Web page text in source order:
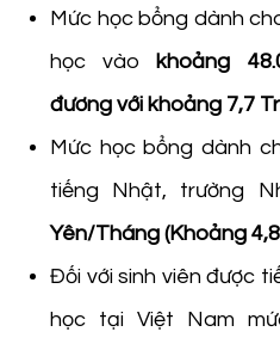
Mức học bổng dành
học vào khoảng
đương với khoảng 7,7
Mức học bổng dành
tiếng Nhật, trường
Yên/Tháng (Khoảng
Đối với sinh viên được
học tại Việt Nam